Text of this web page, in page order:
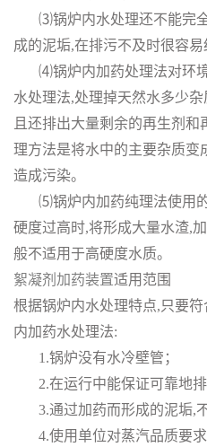
⑶锅炉内水处理还不能完全
成的泥垢,在排污不及时很容易
⑷锅炉内加药处理法对环境
水处理法,处理掉天然水多少
且还排出大量剩余的再生剂
理方法是将水中的主要杂质变
造成污染。
⑸锅炉内加药纯理法使用的
硬度过高时,将形成大量水渣,
般不适用于高硬度水质。
絮凝剂加药装置适用范围
根据锅炉内水处理特点,只要
内加药水处理法:
1.锅炉没有水冷壁管；
2.在运行中能保证可靠地排
3.通过加药而形成的泥垢,不
4.使用单位对蒸汽品质要求